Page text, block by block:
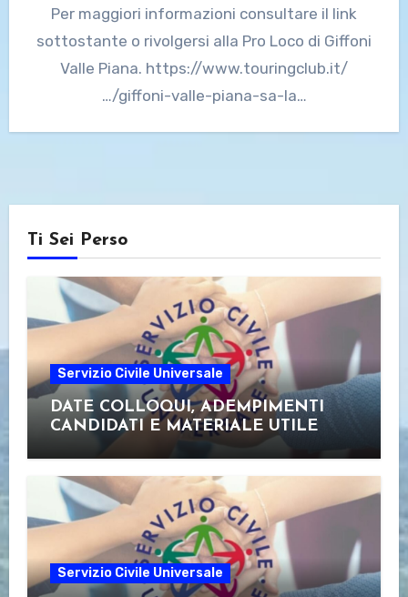
Per maggiori informazioni consultare il link
sottostante o rivolgersi alla Pro Loco di Giffoni
Valle Piana. https://www.touringclub.it/
…/giffoni-valle-piana-sa-la…
Ti Sei Perso
Servizio Civile Universale
DATE COLLOQUI, ADEMPIMENTI
CANDIDATI E MATERIALE UTILE
Servizio Civile Universale